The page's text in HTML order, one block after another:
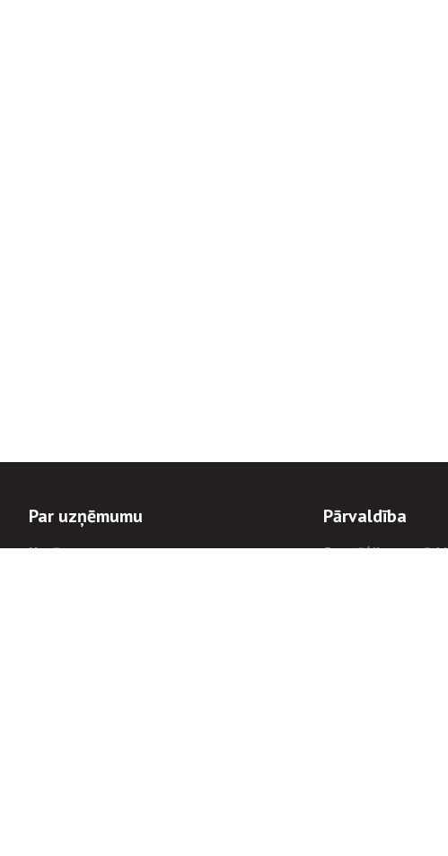
Par uzņēmumu
Uzņēmums
Pārvaldība
Stratēģija un mērķi